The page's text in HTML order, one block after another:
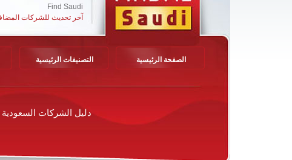
Find Saudi
آخر تحديث للشركات
الصفحة الرئيسية التصنيفات الرئيسية
دليل الشركات السعودية